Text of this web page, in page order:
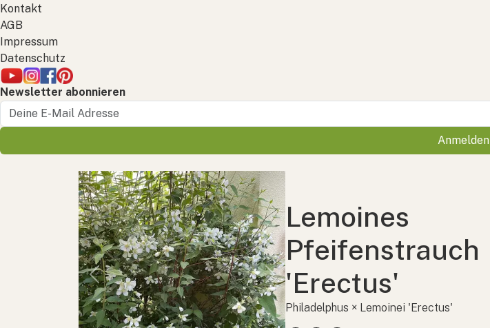
Kontakt
AGB
Impressum
Datenschutz
Newsletter abonnieren
Anmelden
Previous Next
Lemoines
Pfeifenstrauch
'Erectus'
Philadelphus × Lemoinei 'Erectus'